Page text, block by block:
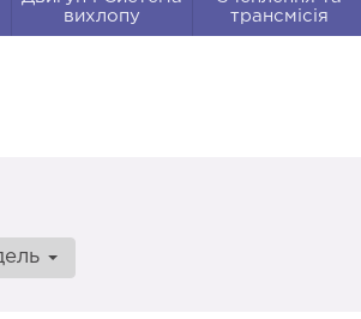
вихлопу
трансмісія